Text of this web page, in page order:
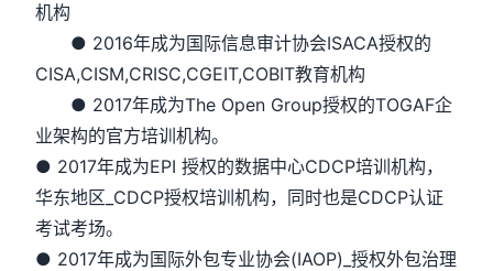
机构
● 2016年成为国际信息审计协会ISACA授权的
CISA,CISM,CRISC,CGEIT,COBIT教育机构
● 2017年成为The Open Group授权的TOGAF企
业架构的官方培训机构。
● 2017年成为EPI 授权的数据中心CDCP培训机构，
华东地区_CDCP授权培训机构，同时也是CDCP认证
考试考场。
● 2017年成为国际外包专业协会(IAOP)_授权外包治理